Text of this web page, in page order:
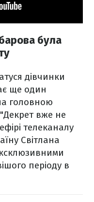
була
дівчинки
ще один
головною
"Декрет вже не
телеканалу
Світлана
періоду в